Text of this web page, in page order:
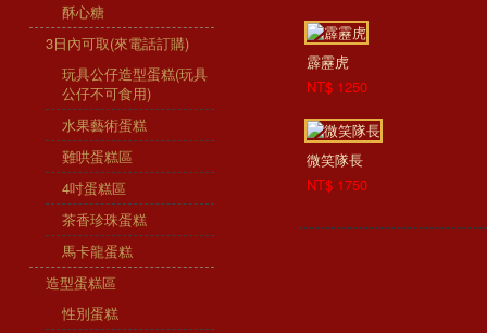
酥心糖
3日內可取(來電話訂購)
玩具公仔造型蛋糕(玩具
公仔不可食用)
水果藝術蛋糕
難哄蛋糕區
4吋蛋糕區
茶香珍珠蛋糕
馬卡龍蛋糕
造型蛋糕區
性別蛋糕
霹靂虎
NT$ 1250
微笑隊長
NT$ 1750